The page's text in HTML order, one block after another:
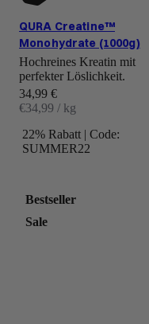
QURA Creatine™
Monohydrate (1000g)
Hochreines Kreatin mit
perfekter Löslichkeit.
Angebot
34,99 €
€34,99 / kg
22% Rabatt | Code:
SUMMER22
Bestseller
Sale